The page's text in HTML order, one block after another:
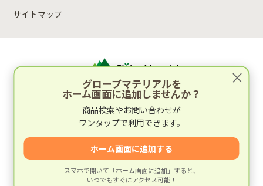
サイトマップ
運営：林木材株式会社
〒652-0812 兵庫県神戸市兵庫区湊町2丁目4-1
運営会社情報
×
グローブマテリアルを
ホーム画面に追加しませんか？
商品検索やお問い合わせが
ワンタップで利用できます。
ホーム画面に追加する
スマホで開いて「ホーム画面に追加」すると、
いつでもすぐにアクセス可能！